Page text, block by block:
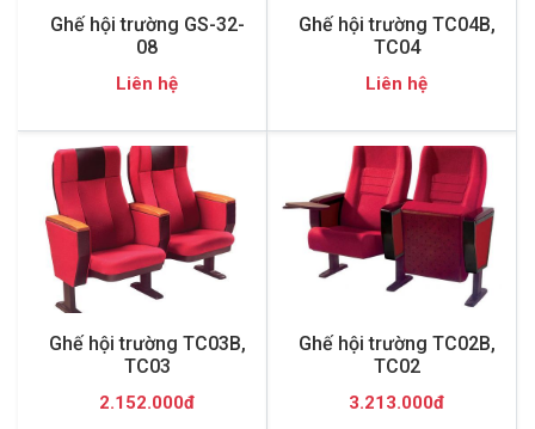
Ghế hội trường GS-32-
08
Liên hệ
Ghế hội trường TC04B,
TC04
Liên hệ
Ghế hội trường TC03B,
TC03
2.152.000đ
Ghế hội trường TC02B,
TC02
3.213.000đ